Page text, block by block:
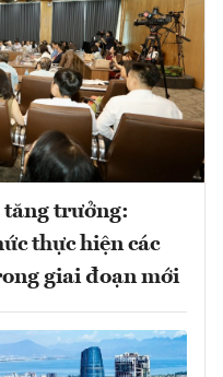
tăng trưởng:
thực hiện các
giai đoạn mới